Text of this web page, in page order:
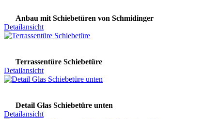
Anbau mit Schiebetüren von Schmidinger
Detailansicht
Terrassentüre Schiebetüre
Detailansicht
Detail Glas Schiebetüre unten
Detailansicht